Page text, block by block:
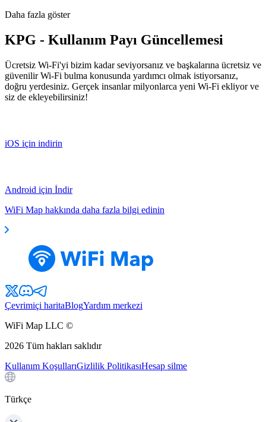
Daha fazla göster
KPG - Kullanım Payı Güncellemesi
Ücretsiz Wi-Fi'yi bizim kadar seviyorsanız ve başkalarına ücretsiz ve
güvenilir Wi-Fi bulma konusunda yardımcı olmak istiyorsanız,
doğru yerdesiniz. Gerçek insanlar milyonlarca yeni Wi-Fi ekliyor ve
siz de ekleyebilirsiniz!
iOS için indirin
Android için İndir
WiFi Map hakkında daha fazla bilgi edinin
Çevrimiçi haritaBlogYardım merkezi
WiFi Map LLC ©
2026 Tüm hakları saklıdır
Kullanım KoşullarıGizlilik PolitikasıHesap silme
Türkçe